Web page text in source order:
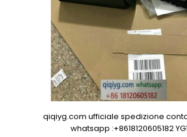
qiqiyg.com ufficiale spedizione
whatsapp :+8618120605182